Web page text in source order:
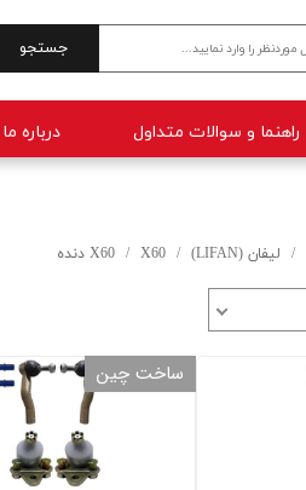
جستجو
راهنما و سوالات متداول درباره ما
لیفان (LIFAN) X60 X60 دنده
ساخت چین